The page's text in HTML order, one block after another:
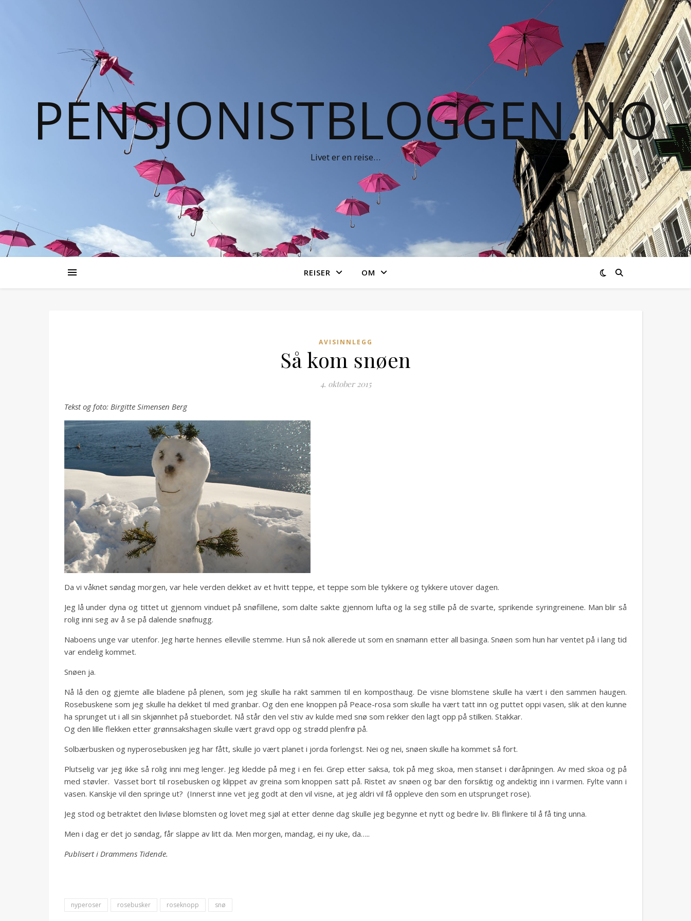
PENSJONISTBLOGGEN.NO
Livet er en reise…
REISER OM
AVISINNLEGG
Så kom snøen
4. oktober 2015
Tekst og foto: Birgitte Simensen Berg
Da vi våknet søndag morgen, var hele verden dekket av et hvitt teppe, et teppe som ble tykkere og tykkere utover dagen.
Jeg lå under dyna og tittet ut gjennom vinduet på snøfillene, som dalte sakte gjennom lufta og la seg stille på de svarte, sprikende syringreinene. Man blir så
rolig inni seg av å se på dalende snøfnugg.
Naboens unge var utenfor. Jeg hørte hennes elleville stemme. Hun så nok allerede ut som en snømann etter all basinga. Snøen som hun har ventet på i lang tid
var endelig kommet.
Snøen ja.
Nå lå den og gjemte alle bladene på plenen, som jeg skulle ha rakt sammen til en komposthaug. De visne blomstene skulle ha vært i den sammen haugen.
Rosebuskene som jeg skulle ha dekket til med granbar. Og den ene knoppen på Peace-rosa som skulle ha vært tatt inn og puttet oppi vasen, slik at den kunne
ha sprunget ut i all sin skjønnhet på stuebordet. Nå står den vel stiv av kulde med snø som rekker den lagt opp på stilken. Stakkar.
Og den lille flekken etter grønnsakshagen skulle vært gravd opp og strødd plenfrø på.
Solbærbusken og nyperosebusken jeg har fått, skulle jo vært planet i jorda forlengst. Nei og nei, snøen skulle ha kommet så fort.
Plutselig var jeg ikke så rolig inni meg lenger. Jeg kledde på meg i en fei. Grep etter saksa, tok på meg skoa, men stanset i døråpningen. Av med skoa og på
med støvler. Vasset bort til rosebusken og klippet av greina som knoppen satt på. Ristet av snøen og bar den forsiktig og andektig inn i varmen. Fylte vann i
vasen. Kanskje vil den springe ut? (Innerst inne vet jeg godt at den vil visne, at jeg aldri vil få oppleve den som en utsprunget rose).
Jeg stod og betraktet den livløse blomsten og lovet meg sjøl at etter denne dag skulle jeg begynne et nytt og bedre liv. Bli flinkere til å få ting unna.
Men i dag er det jo søndag, får slappe av litt da. Men morgen, mandag, ei ny uke, da…..
Publisert i Drammens Tidende.
nyperoser rosebusker roseknopp snø